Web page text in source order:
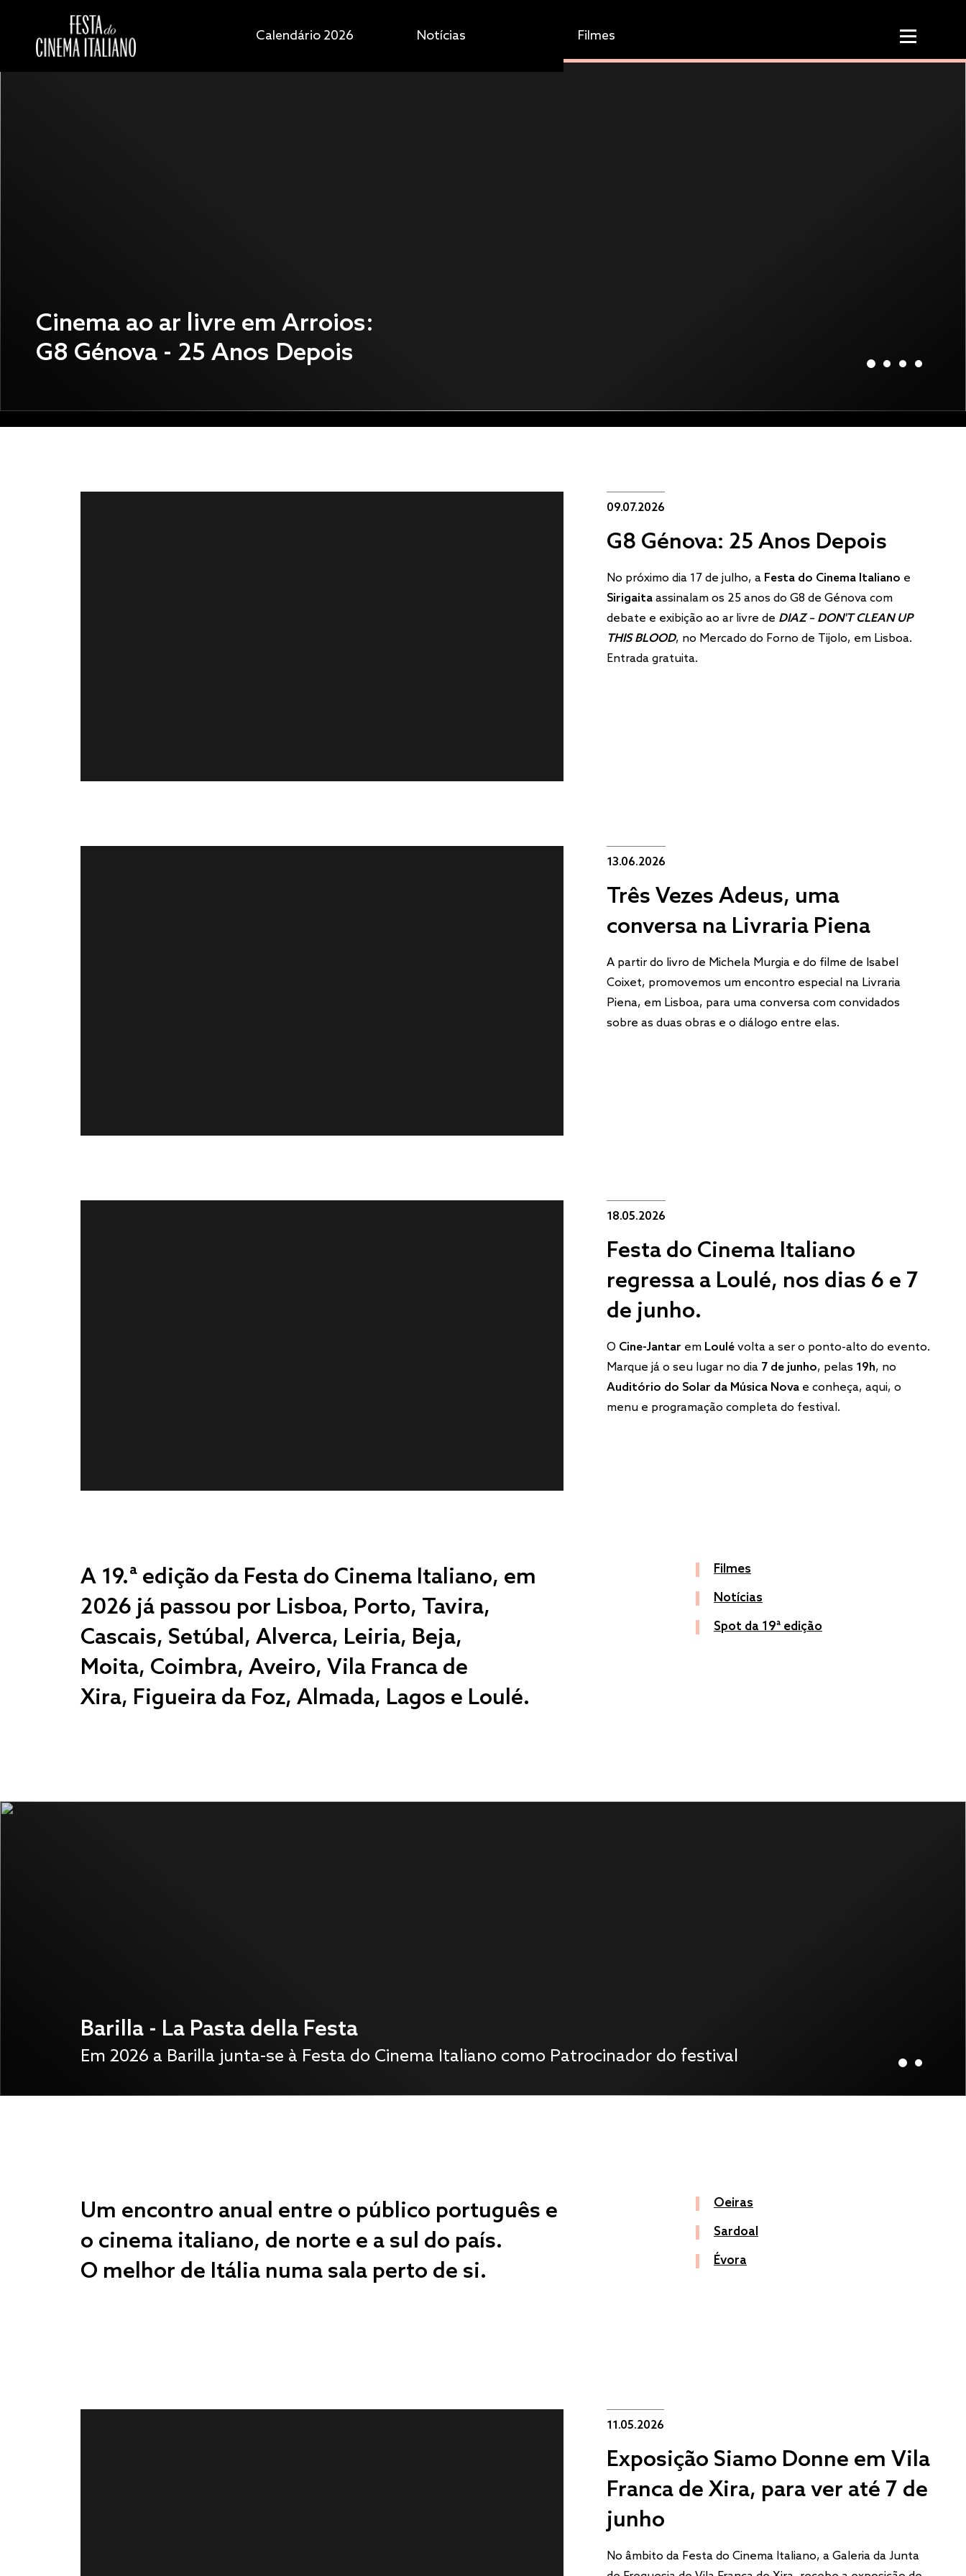
Calendário 2026 Notícias Filmes
Três Vezes Adeus de Isabel
Coixet, já no cinema
09.07.2026
G8 Génova: 25 Anos Depois
No próximo dia 17 de julho, a Festa do Cinema Italiano e
Sirigaita assinalam os 25 anos do G8 de Génova com
debate e exibição ao ar livre de DIAZ – DON'T CLEAN UP
THIS BLOOD, no Mercado do Forno de Tijolo, em Lisboa.
Entrada gratuita.
13.06.2026
Três Vezes Adeus, uma
conversa na Livraria Piena
A partir do livro de Michela Murgia e do filme de Isabel
Coixet, promovemos um encontro especial na Livraria
Piena, em Lisboa, para uma conversa com convidados
sobre as duas obras e o diálogo entre elas.
18.05.2026
Festa do Cinema Italiano
regressa a Loulé, nos dias 6 e 7
de junho.
O Cine-Jantar em Loulé volta a ser o ponto-alto do evento.
Marque já o seu lugar no dia 7 de junho, pelas 19h, no
Auditório do Solar da Música Nova e conheça, aqui, o
menu e programação completa do festival.
A 19.ª edição da Festa do Cinema Italiano, em
2026 já passou por Lisboa, Porto, Tavira,
Cascais, Setúbal, Alverca, Leiria, Beja,
Moita, Coimbra, Aveiro, Vila Franca de
Xira, Figueira da Foz, Almada, Lagos e Loulé.
Filmes
Notícias
Spot da 19ª edição
Subscreva a nossa newsletter
clique aqui e preencha o formulário
Um encontro anual entre o público português e
o cinema italiano, de norte e a sul do país.
O melhor de Itália numa sala perto de si.
Oeiras
Sardoal
Évora
11.05.2026
Exposição Siamo Donne em Vila
Franca de Xira, para ver até 7 de
junho
No âmbito da Festa do Cinema Italiano, a Galeria da Junta